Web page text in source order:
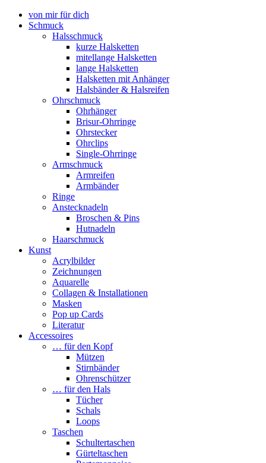
von mir für dich
Schmuck
Halsschmuck
kurze Halsketten
mitellange Halsketten
lange Halsketten
Halsketten mit Anhänger
Halsbänder & Halsreifen
Ohrschmuck
Ohrhänger
Brisur-Ohrringe
Ohrstecker
Ohrclips
Single-Ohrringe
Armschmuck
Armreifen
Armbänder
Ringe
Anstecknadeln
Broschen & Pins
Hutnadeln
Haarschmuck
Kunst
Acrylbilder
Zeichnungen
Aquarelle
Collagen & Installationen
Masken
Pop up Cards
Literatur
Accessoires
… für den Kopf
Mützen
Stirnbänder
Ohrenschützer
… für den Hals
Tücher
Schals
Loops
Taschen
Schultertaschen
Gürteltaschen